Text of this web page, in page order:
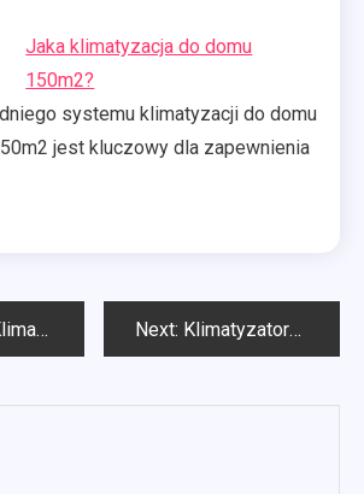
Jaka klimatyzacja do domu
150m2?
systemu klimatyzacji do domu
jest kluczowy dla zapewnienia
Olsztyn Next: Klimatyzatory Olsztyn